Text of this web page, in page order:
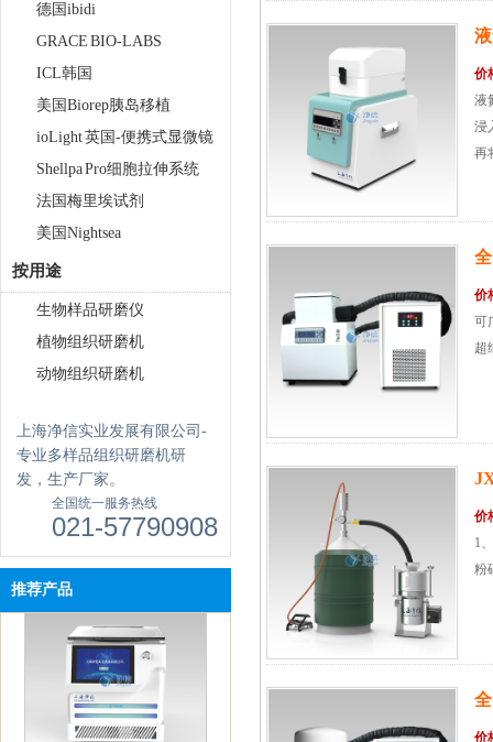
德国ibidi
GRACE BIO-LABS
ICL韩国
美国Biorep胰岛移植
ioLight 英国-便携式显微镜
Shellpa Pro细胞拉伸系统
法国梅里埃试剂
美国Nightsea
按用途
生物样品研磨仪
植物组织研磨机
动物组织研磨机
上海净信实业发展有限公司-
专业多样品组织研磨机研
发，生产厂家。
全国统一服务热线
021-57790908
推荐产品
触屏款真空离心浓缩仪 JX-
价
液
浸
再
价
可
超
价
1
粉
价